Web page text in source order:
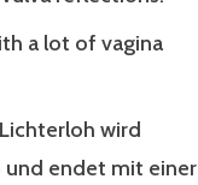
a lot of vagina
wird
und endet mit einer